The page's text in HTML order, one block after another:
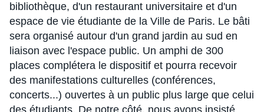
bibliothèque, d'un restaurant universitaire et d'un
espace de vie étudiante de la Ville de Paris. Le bâti
sera organisé autour d'un grand jardin au sud en
liaison avec l'espace public. Un amphi de 300
places complétera le dispositif et pourra recevoir
des manifestations culturelles (conférences,
concerts...) ouvertes à un public plus large que celui